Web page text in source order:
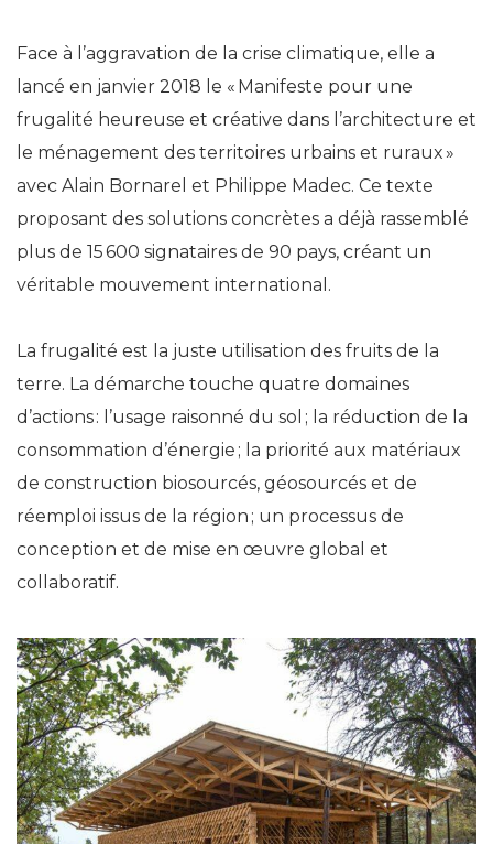
Face à l’aggravation de la crise climatique, elle a
lancé en janvier 2018 le « Manifeste pour une
frugalité heureuse et créative dans l’architecture et
le ménagement des territoires urbains et ruraux »
avec Alain Bornarel et Philippe Madec. Ce texte
proposant des solutions concrètes a déjà rassemblé
plus de 15 600 signataires de 90 pays, créant un
véritable mouvement international.
La frugalité est la juste utilisation des fruits de la
terre. La démarche touche quatre domaines
d’actions : l’usage raisonné du sol ; la réduction de la
consommation d’énergie ; la priorité aux matériaux
de construction biosourcés, géosourcés et de
réemploi issus de la région ; un processus de
conception et de mise en œuvre global et
collaboratif.